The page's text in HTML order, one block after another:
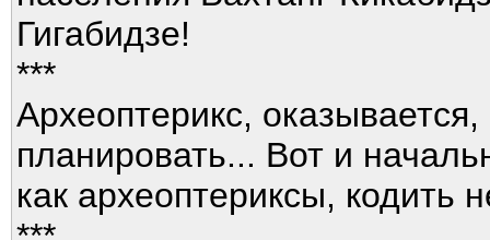
Гигабидзе!
***
Археоптерикс,
планировать... Вот и
как археоптериксы, кодить